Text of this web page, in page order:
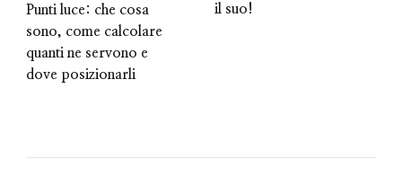
Punti luce: che cosa
sono, come calcolare
quanti ne servono e
dove posizionarli
il suo!